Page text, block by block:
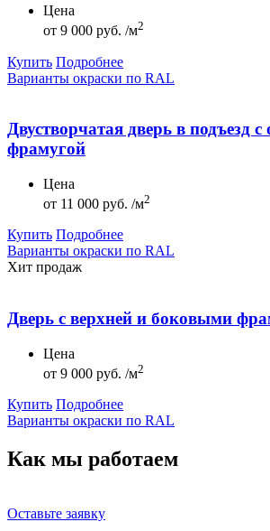
Цена
от 9 000 руб. /м2
Купить Подробнее
Варианты окраски по RAL
Двустворчатая дверь в подъезд с
фрамугой
Цена
от 11 000 руб. /м2
Купить Подробнее
Варианты окраски по RAL
Хит продаж
Дверь с верхней и боковыми
Цена
от 9 000 руб. /м2
Купить Подробнее
Варианты окраски по RAL
Как мы работаем
Оставьте заявку